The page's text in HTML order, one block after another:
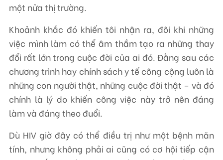
một nửa thị trường.
Khoảnh khắc đó khiến tôi nhận ra, đôi khi những
việc mình làm có thể âm thầm tạo ra những thay
đổi rất lớn trong cuộc đời của ai đó. Đằng sau các
chương trình hay chính sách y tế công cộng luôn là
những con người thật, những cuộc đời thật – và đó
chính là lý do khiến công việc này trở nên đáng
làm và đáng theo đuổi.
Dù HIV giờ đây có thể điều trị như một bệnh mãn
tính, nhưng không phải ai cũng có cơ hội tiếp cận